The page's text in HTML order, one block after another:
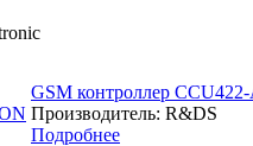
GSM контроллер
Производитель: R&DS
Подробнее